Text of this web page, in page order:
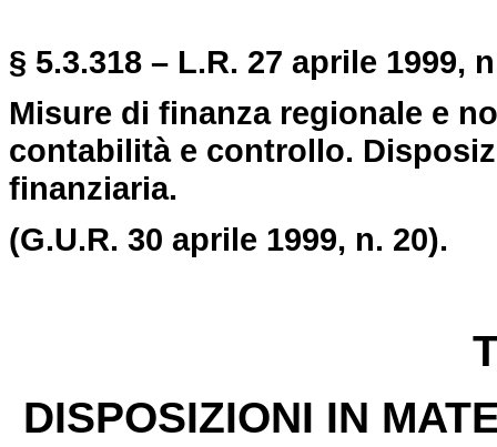
§ 5.3.318 – L.R. 27 aprile 1999,
Misure di finanza regionale e
contabilità e controllo.
finanziaria.
(G.U.R. 30 aprile 1999, n. 20).
DISPOSIZIONI IN